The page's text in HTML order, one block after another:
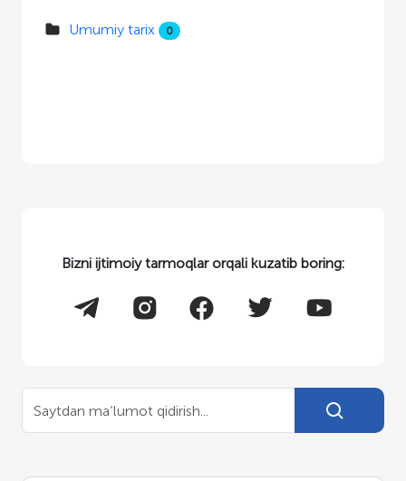
Umumiy tarix 0
Bizni ijtimoiy tarmoqlar orqali kuzatib boring: